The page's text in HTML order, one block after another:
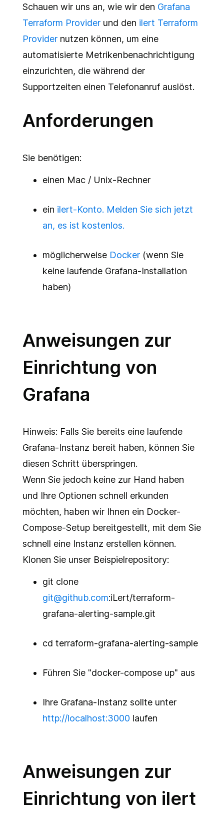
Schauen wir uns an, wie wir den Grafana
Terraform Provider und den ilert Terraform
Provider nutzen können, um eine
automatisierte Metrikenbenachrichtigung
einzurichten, die während der
Supportzeiten einen Telefonanruf auslöst.
Anforderungen
Sie benötigen:
einen Mac / Unix-Rechner
ein ilert-Konto. Melden Sie sich jetzt
an, es ist kostenlos.
möglicherweise Docker (wenn Sie
keine laufende Grafana-Installation
haben)
Anweisungen zur
Einrichtung von
Grafana
Hinweis: Falls Sie bereits eine laufende
Grafana-Instanz bereit haben, können Sie
diesen Schritt überspringen.
Wenn Sie jedoch keine zur Hand haben
und Ihre Optionen schnell erkunden
möchten, haben wir Ihnen ein Docker-
Compose-Setup bereitgestellt, mit dem Sie
schnell eine Instanz erstellen können.
Klonen Sie unser Beispielrepository:
git clone
git@github.com:iLert/terraform-
grafana-alerting-sample.git
cd terraform-grafana-alerting-sample
Führen Sie "docker-compose up" aus
Ihre Grafana-Instanz sollte unter
http://localhost:3000 laufen
Anweisungen zur
Einrichtung von ilert